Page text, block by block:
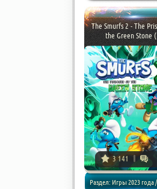
The Smurfs 2 - The
the Green Stone
3 141
Раздел: Игры 2023 года /